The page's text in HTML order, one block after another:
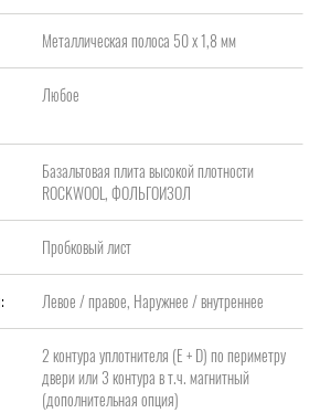
Металлическая полоса 50 х 1,8 мм
Любое
Базальтовая плита высокой плотности
ROCKWOOL, ФОЛЬГОИЗОЛ
Пробковый лист
Левое / правое, Наружнее / внутреннее
2 контура уплотнителя (Е + D) по периметру
двери или 3 контура в т.ч. магнитный
(дополнительная опция)